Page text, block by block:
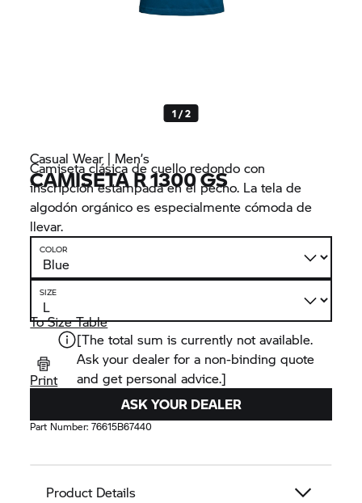
1 / 2
Casual Wear | Men’s
CAMISETA R 1300 GS
Camiseta clásica de cuello redondo con
inscripción estampada en el pecho. La tela de
algodón orgánico es especialmente cómoda de
llevar.
COLOR
SIZE
To Size Table
Print
[The total sum is currently not available.
Ask your dealer for a non-binding quote
and get personal advice.]
ASK YOUR DEALER
Part Number:76615B67440
Product Details